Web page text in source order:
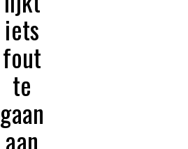
iets
fout
te
gaan
aan